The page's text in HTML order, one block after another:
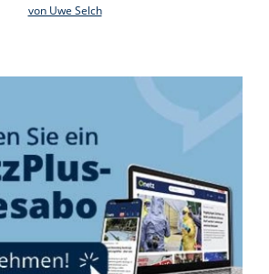
von Uwe Selch